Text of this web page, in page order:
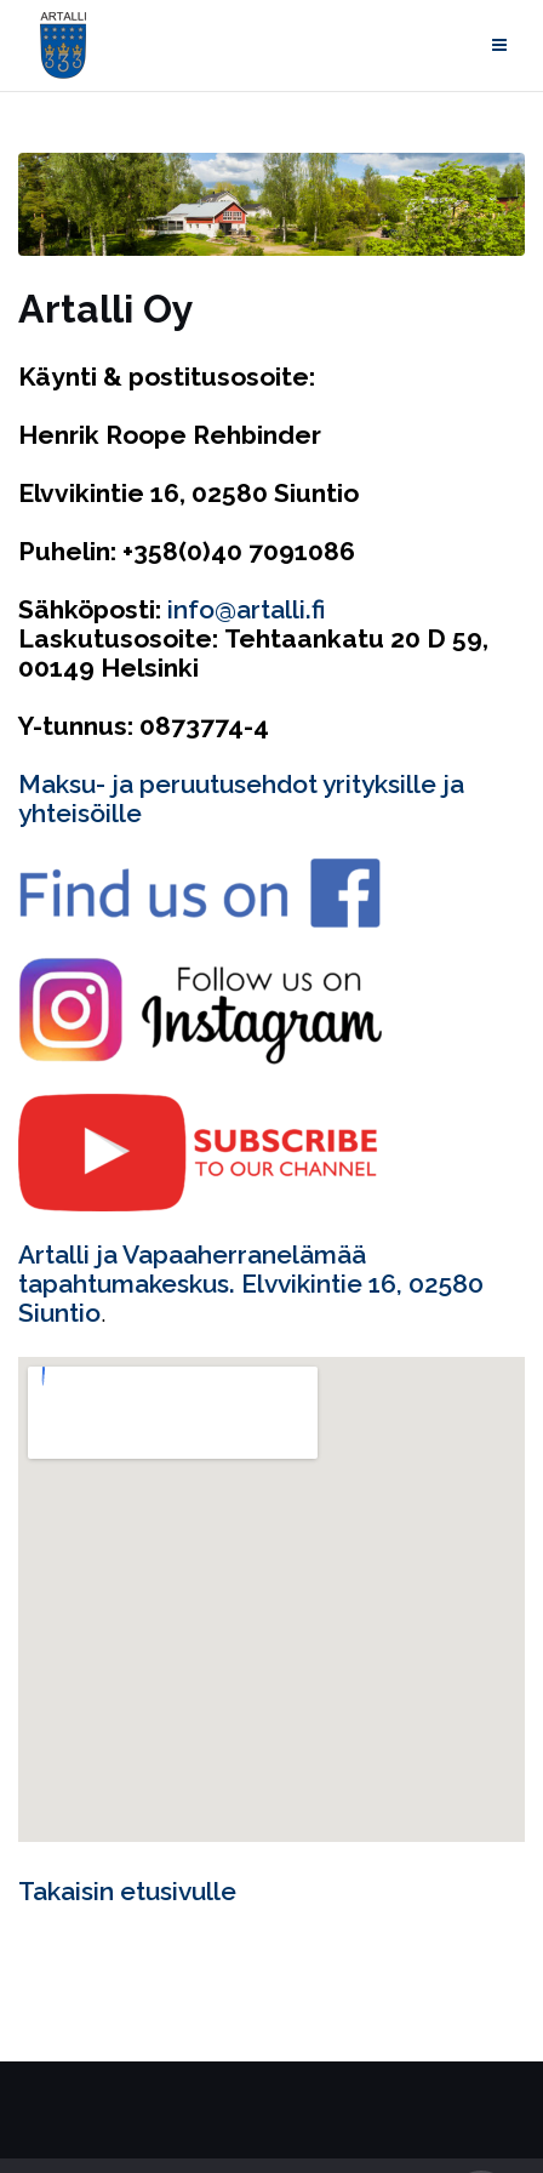
content
Artalli Oy
Käynti & postitusosoite:
Henrik Roope Rehbinder
Elvvikintie 16, 02580 Siuntio
Puhelin: +358(0)40 7091086
Sähköposti: info@artalli.fi
Laskutusosoite: Tehtaankatu 20 D 59,
00149 Helsinki
Y-tunnus: 0873774-4
Maksu- ja peruutusehdot yrityksille ja
yhteisöille
Artalli ja Vapaaherranelämää
tapahtumakeskus. Elvvikintie 16, 02580
Siuntio.
Takaisin etusivulle